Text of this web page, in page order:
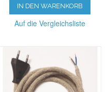
IN DEN WARENKORB
Auf die Vergleichsliste